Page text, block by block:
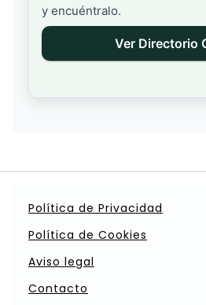
y encuéntralo.
Ver Directorio
Política de Privacidad
Política de Cookies
Aviso legal
Contacto